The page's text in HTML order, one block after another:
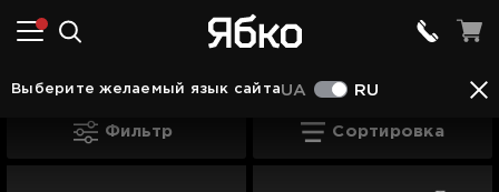
Выберите желаемый язык сайтаUA RU
Утюги Утюги Braun (10)
Утюги Braun
Фильтр Сортировка